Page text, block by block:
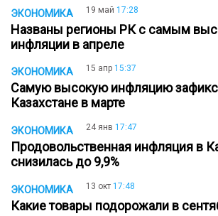
ЭКОНОМИКА 19 май 17:28
Названы регионы РК с самым
инфляции в апреле
ЭКОНОМИКА 15 апр 15:37
Самую высокую инфляцию
Казахстане в марте
ЭКОНОМИКА 24 янв 17:47
Продовольственная инфляция в
снизилась до 9,9%
ЭКОНОМИКА 13 окт 17:48
Какие товары подорожали в